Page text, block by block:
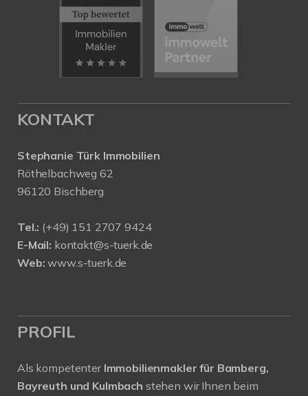
KONTAKT
Stephanie Türk Immobilien
Röthelbachweg 62
96120 Bischberg
Tel.: (+49) 151 2707 9424
E-Mail: kontakt@s-tuerk.de
Web: www.s-tuerk.de
PROFIL
Als kompetenter Immobilienmakler für Bamberg,
Bayreuth und Kulmbach stehen wir Ihnen beim